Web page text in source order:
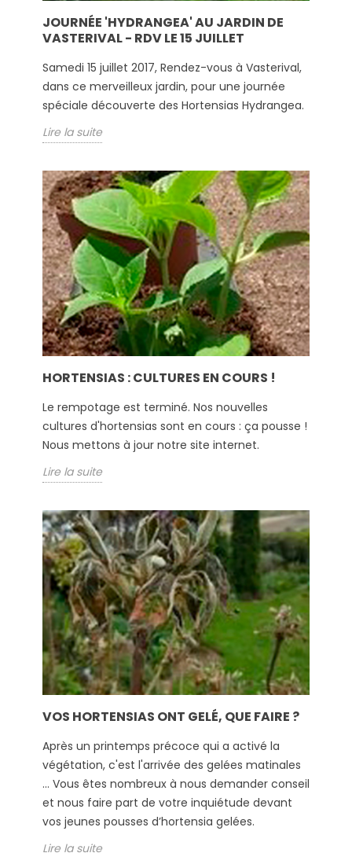
JOURNÉE 'HYDRANGEA' AU JARDIN DE
VASTERIVAL - RDV LE 15 JUILLET
Samedi 15 juillet 2017, Rendez-vous à Vasterival,
dans ce merveilleux jardin, pour une journée
spéciale découverte des Hortensias Hydrangea.
Lire la suite
HORTENSIAS : CULTURES EN COURS !
Le rempotage est terminé. Nos nouvelles
cultures d'hortensias sont en cours : ça pousse !
Nous mettons à jour notre site internet.
Lire la suite
VOS HORTENSIAS ONT GELÉ, QUE FAIRE ?
Après un printemps précoce qui a activé la
végétation, c'est l'arrivée des gelées matinales
... Vous êtes nombreux à nous demander conseil
et nous faire part de votre inquiétude devant
vos jeunes pousses d’hortensia gelées.
Lire la suite